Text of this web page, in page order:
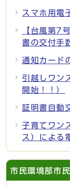
スマホ用電
【台風第7
書の交付手
通知カード
引越しワン
開始！！）
証明書自動
子育てワン
ス）による
市民環境部市